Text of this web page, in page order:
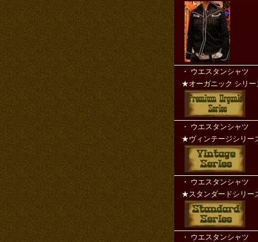
・ ウエスタンシ
★オーガニック シリー
・ ウエスタンシ
★ヴィンテージシリー
・ ウエスタンシ
★スタンダードシリー
・ ウエスタンシ